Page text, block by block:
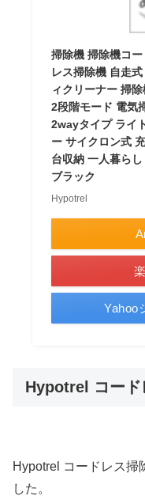
掃除機 掃除機コ
レス掃除機 自走
ィクリーナー 掃
2段階モード 電気
2wayタイプ ライ
ー サイクロン式
台収納 一人暮ら
ブラック
Hypotrel
Yahoo
Hypotrel コード
Hypotrel コードレス掃
した。